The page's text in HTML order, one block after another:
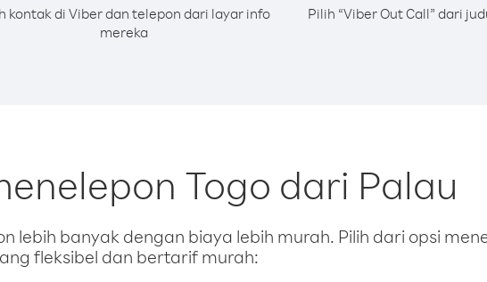
kontak di Viber dan telepon dari layar info
mereka
Pilih “Viber Out Call” dari
Togo dari Palau
lebih banyak dengan biaya lebih murah. Pilih dari opsi
fleksibel dan bertarif murah: